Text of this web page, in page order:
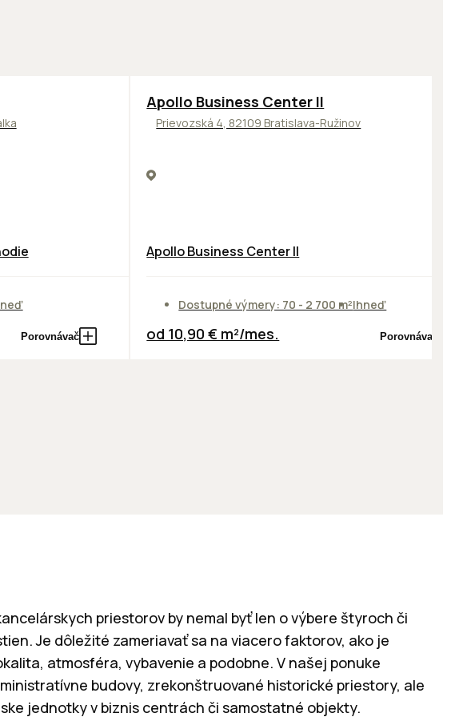
Porovnávač
TOP NOVINKA ODPORÚČAME
Apollo Business Center II
Prievozská 4, 82109 Bratislava-Ružinov
Apollo Business Center II
Dostupné výmery: 70 - 2 700 m²Ihneď
od 10,90 € m²/mes. Porovnávač
priestorov by nemal byť len o výbere štyroch či
Je dôležité zameriavať sa na viacero faktorov, ako je
atmosféra, vybavenie a podobne. V našej ponuke
budovy, zrekonštruované historické priestory, ale
jednotky v biznis centrách či samostatné objekty.